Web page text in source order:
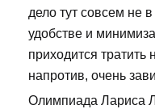
дело тут совсем не
удобстве и
приходится
напротив, очень
Олимпиада Лариса